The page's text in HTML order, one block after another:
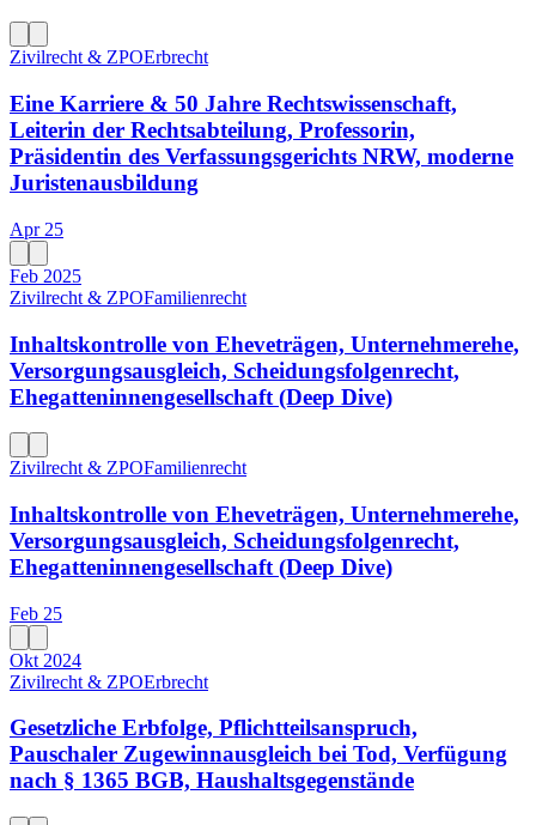
Zivilrecht & ZPOErbrecht
Eine Karriere & 50 Jahre Rechtswissenschaft,
Leiterin der Rechtsabteilung, Professorin,
Präsidentin des Verfassungsgerichts NRW, moderne
Juristenausbildung
Apr 25
Feb 2025
Zivilrecht & ZPOFamilienrecht
Inhaltskontrolle von Eheveträgen, Unternehmerehe,
Versorgungsausgleich, Scheidungsfolgenrecht,
Ehegatteninnengesellschaft (Deep Dive)
Zivilrecht & ZPOFamilienrecht
Inhaltskontrolle von Eheveträgen, Unternehmerehe,
Versorgungsausgleich, Scheidungsfolgenrecht,
Ehegatteninnengesellschaft (Deep Dive)
Feb 25
Okt 2024
Zivilrecht & ZPOErbrecht
Gesetzliche Erbfolge, Pflichtteilsanspruch,
Pauschaler Zugewinnausgleich bei Tod, Verfügung
nach § 1365 BGB, Haushaltsgegenstände